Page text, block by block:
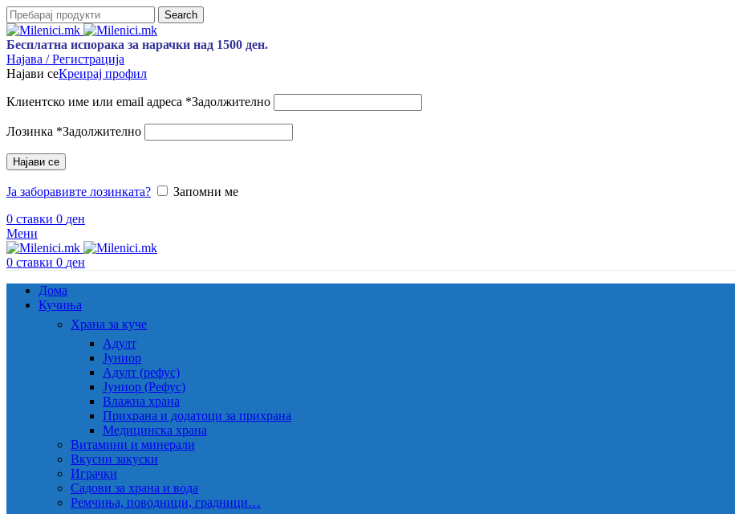
Search
Бесплатна испорака за нарачки над 1500 ден.
Најава / Регистрација
Најави сеКреирај профил
Клиентско име или email адреса *Задолжително
Лозинка *Задолжително
Најави се
Ја заборавивте лозинката?
Запомни ме
0 ставки 0 ден
Мени
0 ставки 0 ден
Дома
Кучиња
Храна за куче
Адулт
Јуниор
Адулт (рефус)
Јуниор (Рефус)
Влажна храна
Прихрана и додатоци за прихрана
Медицинска храна
Витамини и минерали
Вкусни закуски
Играчки
Садови за храна и вода
Ремчиња, поводници, градници…